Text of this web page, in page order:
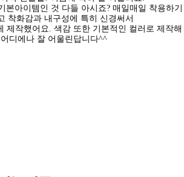
본아이템인 것 다들 아시죠? 매일매일 착용하기
착화감과 내구성에 특히 신경써서
제작했어요. 색감 또한 기본적인 컬러로 제작해
디에나 잘 어울린답니다^^